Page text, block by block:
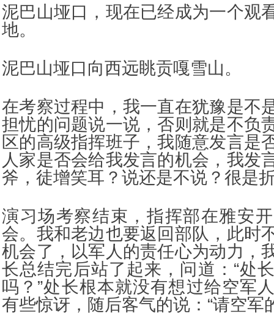
泥巴山垭口，现在已经成为一个观
地。
泥巴山垭口向西远眺贡嘎雪山。
在考察过程中，我一直在犹豫是不
担忧的问题说一说，否则就是不负
区的高级指挥班子，我随意发言是
人家是否会给我发言的机会，我发
斧，徒增笑耳？说还是不说？很是
演习场考察结束，指挥部在雅安
会。我和老边也要返回部队，此时
机会了，以军人的责任心为动力，
长总结完后站了起来，问道：“处
吗？”处长根本就没有想过给空军
有些惊讶，随后客气的说：“请空军